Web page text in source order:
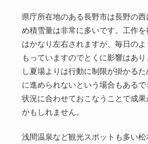
県庁所在地のある長野市は長野の西
め積雪量は非常に多いです。工作
はかなり左右されますが、毎日の
もっていますのでとくに影響はあ
し夏場よりは行動に制限が掛かるた
に進められないという場合もある
状況に合わせておこなうことで成果
かもしれません。
浅間温泉など観光スポットも多い